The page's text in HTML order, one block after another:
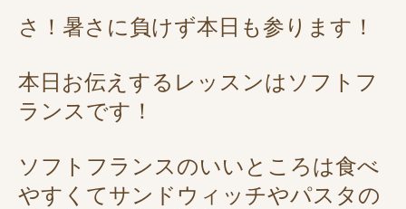
さ！暑さに負けず本日も参ります！
本日お伝えするレッスンはソフトフ
ランスです！
ソフトフランスのいいところは食べ
やすくてサンドウィッチやパスタの